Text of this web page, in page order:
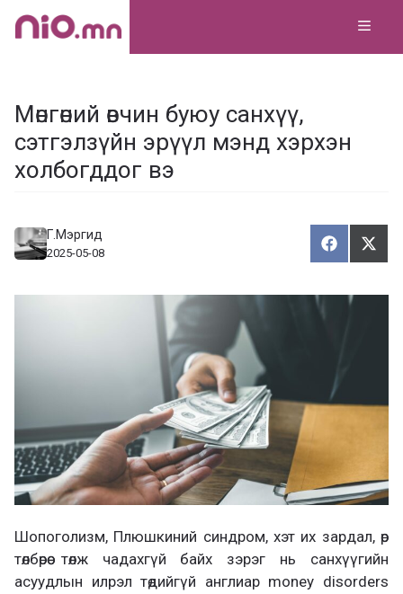
Skip
Мөнгөний өвчин буюу санхүү,
сэтгэлзүйн эрүүл мэнд хэрхэн
холбогддог вэ
Г.Мэргид
2025-05-08
Х
у
а
х
Т
ү
э
Шопоголизм, Плюшкиний синдром, хэт их зардал, өр
төлбөрөө төлж чадахгүй байх зэрэг нь санхүүгийн
асуудлын илрэл төдийгүй англиар money disorders